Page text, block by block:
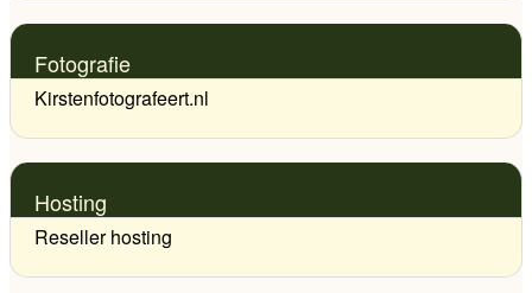
Fotografie
Kirstenfotografeert.nl
Hosting
Reseller hosting